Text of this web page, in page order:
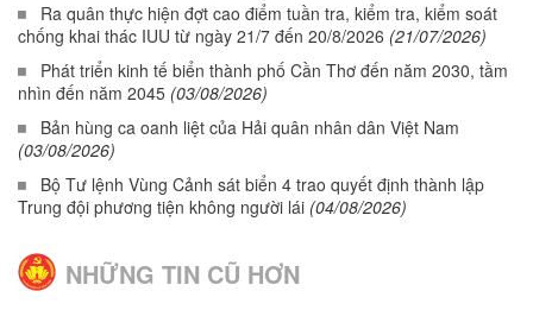
Ra quân thực hiện đợt cao điểm tuần tra, kiểm tra, kiểm soát
chống khai thác IUU từ ngày 21/7 đến 20/8/2026 (21/07/2026)
Phát triển kinh tế biển thành phố Cần Thơ đến năm 2030, tầm
nhìn đến năm 2045 (03/08/2026)
Bản hùng ca oanh liệt của Hải quân nhân dân Việt Nam
(03/08/2026)
Bộ Tư lệnh Vùng Cảnh sát biển 4 trao quyết định thành lập
Trung đội phương tiện không người lái (04/08/2026)
NHỮNG TIN CŨ HƠN